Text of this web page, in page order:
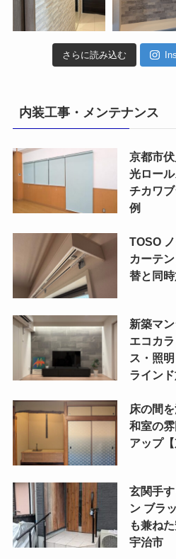
さらに読み込む
内装工事・メンテナンス
京都市
光ロー
チカワ
例
TOSO
カーテ
替と同
新築マ
エコカ
ス・照
ラインド
床の間
和室の
アップ【
玄関手
ン ブラ
も兼ね
宇治市